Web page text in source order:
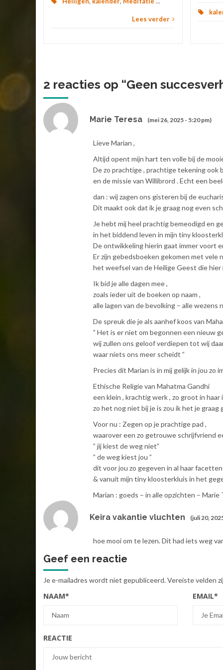
Lees verder
2 reacties op “Geen
Marie Teresa (mei 26, 2025 - 5:20 pm)
Lieve Marian ,
Altijd opent mijn hart ten volle bij de
De zo prachtige , prachtige tekening ook
en de missie van Willibrord . Echt een
dan : wij zagen ons gisteren bij de
Dit maakt ook dat ik je graag nog even
Je hebt mij heel prachtig bemeodigd en
in het biddend leven in mijn tiny
De ontwikkeling hierin gaat immer voort
Er zijn gebedsboeken gekomen met vele
het weefsel van de Heilige Geest die
Ik bid je alle dagen mee ,
zoals ieder uit de boeken op naam ,
alle lagen van de bevolking – alle
De spreuk die je als aanhef koos van
” Het is er niet om begonnen een nieuw
wij zullen ons geloof verdiepen tot wij
waar niets ons meer scheidt ”
Precies dit Marian is in mij gelijk in jou zo
Ethische Religie van Mahatma Gandhi
een klein , krachtig werk , zo groot in haar
zo het nog niet bij je is zou ik het je graag
Voor nu : Zegen op je prachtige pad ,
waarover een zo getrouwe schrijfvriend
” jij kiest de weg niet”
” de weg kiest jou ”
dit voor jou zo gegeven in al haar facetten
& vanuit mijn tiny kloosterkluis in het
Marian : goeds – in alle opzichten – Marie
Keira vakantie vluchten (juli 20,
hoe mooi om te lezen. Dit had iets weg
Geef een reactie
Je e-mailadres wordt niet gepubliceerd.Vereiste velden
NAAM* EMAIL*
REACTIE